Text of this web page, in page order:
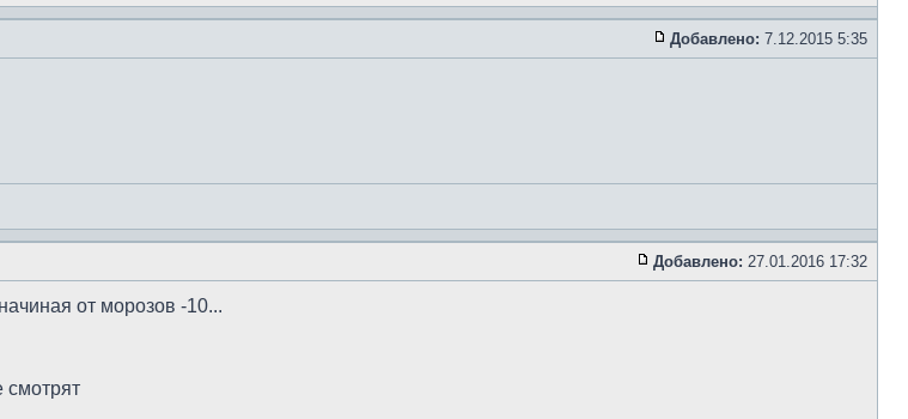
Добавлено: 7.12.2015 5:35
Добавлено: 27.01.2016 17:32
от морозов -10...
смотрят